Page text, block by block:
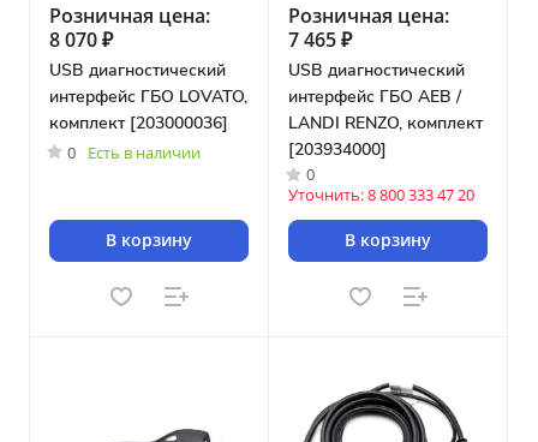
Розничная цена:
8 070 ₽
USB диагностический
интерфейс ГБО LOVATO,
комплект [203000036]
0 Есть в наличии
В корзину
Розничная цена:
7 465 ₽
USB диагностический
интерфейс ГБО AEB /
LANDI RENZO, комплект
[203934000]
0
Уточнить: 8 800 333 47 20
В корзину